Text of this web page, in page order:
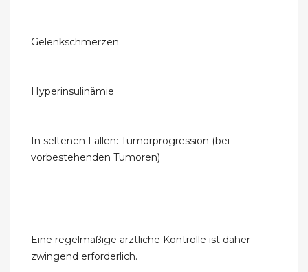
Gelenkschmerzen
Hyperinsulinämie
In seltenen Fällen: Tumorprogression (bei
vorbestehenden Tumoren)
Eine regelmäßige ärztliche Kontrolle ist daher
zwingend erforderlich.